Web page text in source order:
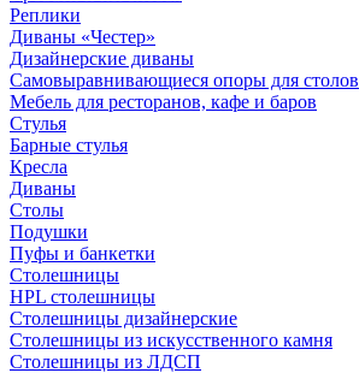
Реплики
Диваны «Честер»
Дизайнерские диваны
Самовыравнивающиеся опоры для столов
Мебель для ресторанов, кафе и баров
Стулья
Барные стулья
Кресла
Диваны
Столы
Подушки
Пуфы и банкетки
Столешницы
HPL столешницы
Столешницы дизайнерские
Столешницы из искусственного камня
Столешницы из ЛДСП